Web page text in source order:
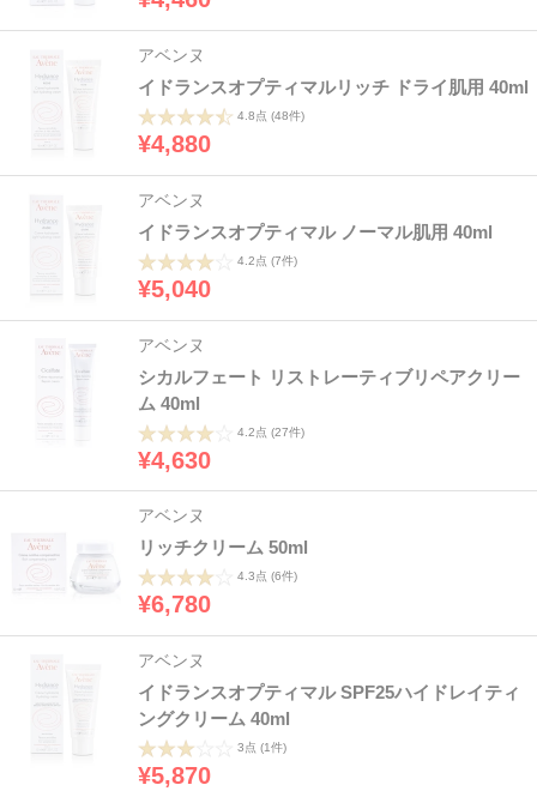
アベンヌ
イドランスオプティマルリッチ ドライ肌用 40ml
4.8点 (48件)
¥4,880
アベンヌ
イドランスオプティマル ノーマル肌用 40ml
4.2点 (7件)
¥5,040
アベンヌ
シカルフェート リストレーティブリペアクリー
ム 40ml
4.2点 (27件)
¥4,630
アベンヌ
リッチクリーム 50ml
4.3点 (6件)
¥6,780
アベンヌ
イドランスオプティマル SPF25ハイドレイティ
ングクリーム 40ml
3点 (1件)
¥5,870